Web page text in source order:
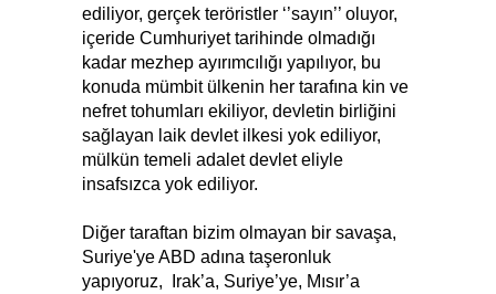
ediliyor, gerçek teröristler ‘’sayın’’ oluyor,
içeride Cumhuriyet tarihinde olmadığı
kadar mezhep ayırımcılığı yapılıyor, bu
konuda mümbit ülkenin her tarafına kin ve
nefret tohumları ekiliyor, devletin birliğini
sağlayan laik devlet ilkesi yok ediliyor,
mülkün temeli adalet devlet eliyle
insafsızca yok ediliyor.
Diğer taraftan bizim olmayan bir savaşa,
Suriye'ye ABD adına taşeronluk
yapıyoruz, Irak’a, Suriye’ye, Mısır’a